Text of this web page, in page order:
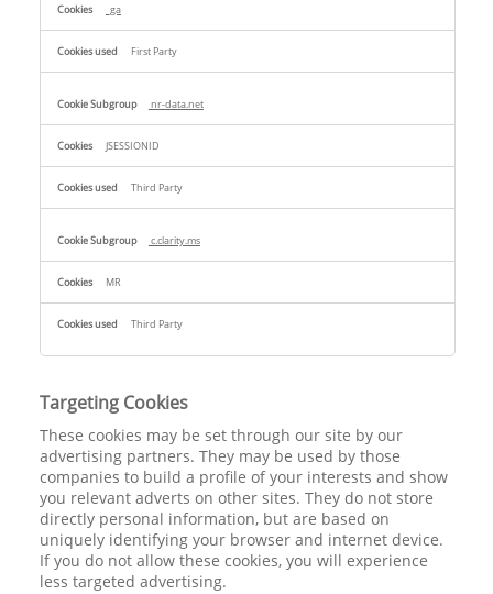
_ga
First Party
nr-data.net
JSESSIONID
Third Party
c.clarity.ms
MR
Third Party
Targeting Cookies
These cookies may be set through our site by our
advertising partners. They may be used by those
companies to build a profile of your interests and show
you relevant adverts on other sites. They do not store
directly personal information, but are based on
uniquely identifying your browser and internet device.
If you do not allow these cookies, you will experience
less targeted advertising.